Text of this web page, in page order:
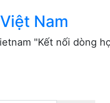
Nam
"Kết nối dòng